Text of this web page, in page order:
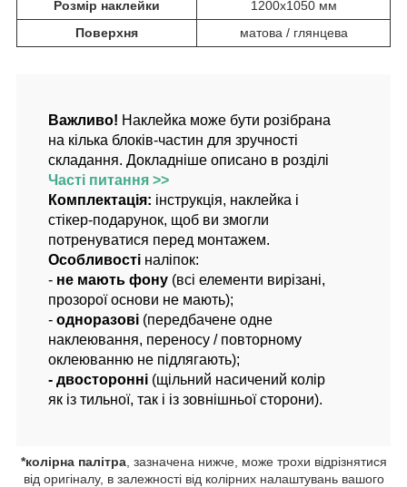
Розмір наклейки
1200х1050 мм
Поверхня
матова / глянцева
Важливо! Наклейка може бути розібрана
на кілька блоків-частин для зручності
складання. Докладніше описано в розділі
Часті питання >>
Комплектація: інструкція, наклейка і
стікер-подарунок, щоб ви змогли
потренуватися перед монтажем.
Особливості наліпок:
- не мають фону (всі елементи вирізані,
прозорої основи не мають);
- одноразові (передбачене одне
наклеювання, переносу / повторному
оклеюванню не підлягають);
- двосторонні (щільний насичений колір
як із тильної, так і із зовнішньої сторони).
*колірна палітра, зазначена нижче, може трохи відрізнятися
від оригіналу, в залежності від колірних налаштувань вашого